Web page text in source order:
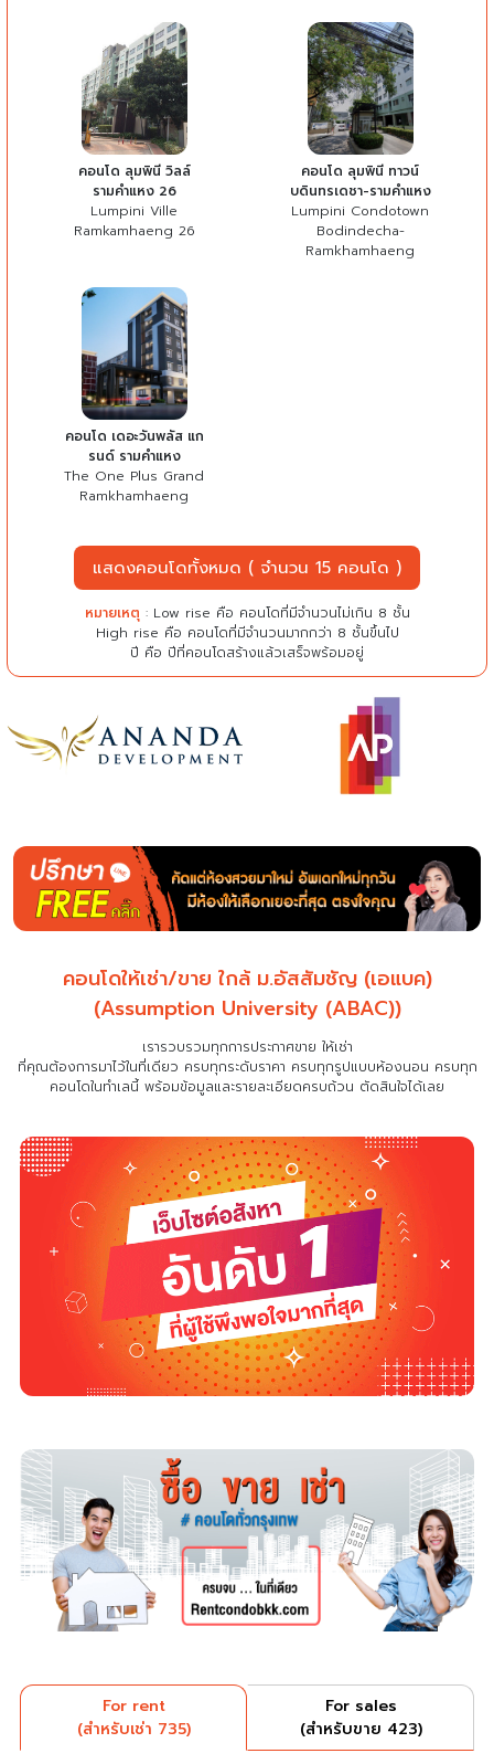
คอนโด ลุมพินี วิลล์
รามคำแหง 26
Lumpini Ville
Ramkamhaeng 26
คอนโด ลุมพินี ทาวน์
บดินทรเดชา-รามคำแหง
Lumpini Condotown
Bodindecha-
Ramkhamhaeng
คอนโด เดอะวันพลัส แก
รนด์ รามคำแหง
The One Plus Grand
Ramkhamhaeng
แสดงคอนโดทั้งหมด ( จำนวน 15 คอนโด )
หมายเหตุ : Low rise คือ คอนโดที่มีจำนวนไม่เกิน 8 ชั้น
High rise คือ คอนโดที่มีจำนวนมากกว่า 8 ชั้นขึ้นไป
ปี คือ ปีที่คอนโดสร้างแล้วเสร็จพร้อมอยู่
คอนโดให้เช่า/ขาย ใกล้ ม.อัสสัมชัญ (เอแบค)
(Assumption University (ABAC))
เรารวบรวมทุกการประกาศขาย ให้เช่า
ที่คุณต้องการมาไว้ในที่เดียว ครบทุกระดับราคา ครบทุกรูปแบบห้องนอน ครบทุก
คอนโดในทำเลนี้ พร้อมข้อมูลและรายละเอียดครบถ้วน ตัดสินใจได้เลย
For rent
(สำหรับเช่า 735)
For sales
(สำหรับขาย 423)